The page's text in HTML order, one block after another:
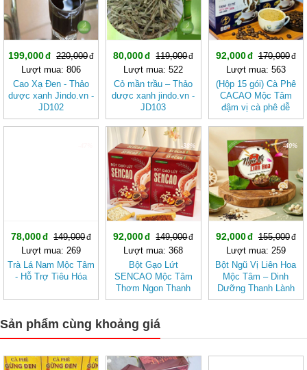
199,000
220,000
Lượt mua: 806
Cao Xạ Đen - Thảo
dược xanh Jindo.vn -
JD102
80,000
119,000
Lượt mua: 522
Cỏ mần trầu – Thảo
dược xanh jindo.vn -
JD103
92,000
170,000
Lượt mua: 563
(Hộp 15 gói) Cà Phê
CACAO Mộc Tâm
đậm vị cà phê dễ
uống
78,000
149,000
Lượt mua: 269
Trà Lá Nam Mộc Tâm
- Hỗ Trợ Tiêu Hóa
-38%
92,000
149,000
Lượt mua: 368
Bột Gạo Lứt
SENCAO Mộc Tâm
Thơm Ngon Thanh
Nhẹ, Phù Hợp Ăn
-40%
92,000
155,000
Lượt mua: 259
Bột Ngũ Vị Liên Hoa
Mộc Tâm – Dinh
Dưỡng Thanh Lành
Từ Gạo Lứt Và Hạt
Sản phẩm cùng khoảng giá